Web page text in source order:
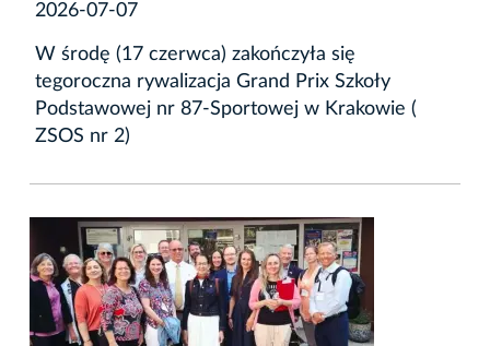
2026-07-07
W środę (17 czerwca) zakończyła się
tegoroczna rywalizacja Grand Prix Szkoły
Podstawowej nr 87-Sportowej w Krakowie (
ZSOS nr 2)